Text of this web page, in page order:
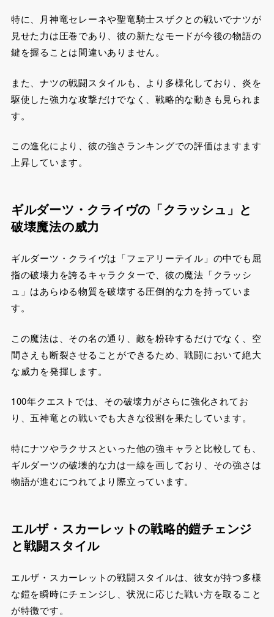
特に、月神竜セレーネや聖竜騎士スザクとの戦いでナツが
見せた力は圧巻であり、彼の新たなモードが今後の物語の
鍵を握ることは間違いありません。
また、ナツの戦闘スタイルも、より多様化しており、炎を
駆使した強力な攻撃だけでなく、戦略的な動きも見られま
す。
この進化により、彼の強さランキングでの評価はますます
上昇しています。
ギルダーツ・クライヴの「クラッシュ」と
破壊魔法の威力
ギルダーツ・クライヴは「フェアリーテイル」の中でも屈
指の破壊力を誇るキャラクターで、彼の魔法「クラッシ
ュ」はあらゆる物質を破壊する圧倒的な力を持っていま
す。
この魔法は、その名の通り、敵を粉砕するだけでなく、空
間さえも断裂させることができるため、戦闘において絶大
な威力を発揮します。
100年クエストでは、その破壊力がさらに強化されてお
り、五神竜との戦いでも大きな役割を果たしています。
特にナツやラクサスといった他の強キャラと比較しても、
ギルダーツの破壊的な力は一線を画しており、その強さは
物語が進むにつれてより際立っています。
エルザ・スカーレットの戦略的鎧チェンジ
と戦闘スタイル
エルザ・スカーレットの戦闘スタイルは、彼女が持つ多様
な鎧を瞬時にチェンジし、状況に応じた戦い方を取ること
が特徴です。